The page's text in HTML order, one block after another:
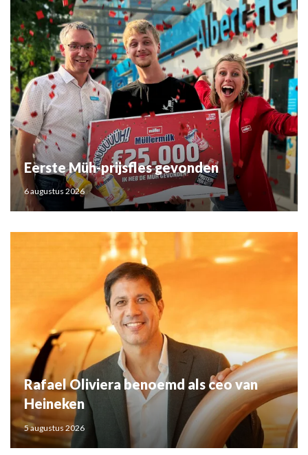
Eerste Müh-prijsfles gevonden
6 augustus 2026
Rafael Oliviera benoemd als ceo van
Heineken
5 augustus 2026